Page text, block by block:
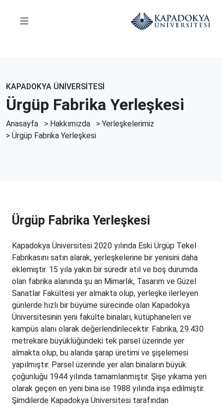
KAPADOKYA ÜNİVERSİTESİ
Ürgüp Fabrika Yerleşkesi
Anasayfa > Hakkımızda > Yerleşkelerimiz
> Ürgüp Fabrika Yerleşkesi
Ürgüp Fabrika Yerleşkesi
Kapadokya Üniversitesi 2020 yılında Eski Ürgüp Tekel
Fabrikasını satın alarak, yerleşkelerine bir yenisini daha
eklemiştir. 15 yıla yakın bir süredir atıl ve boş durumda
olan fabrika alanında şu an Mimarlık, Tasarım ve Güzel
Sanatlar Fakültesi yer almakta olup, yerleşke ilerleyen
günlerde hızlı bir büyüme sürecinde olan Kapadokya
Üniversitesinin yeni fakülte binaları, kütüphaneleri ve
kampüs alanı olarak değerlendirilecektir. Fabrika, 29.430
metrekare büyüklüğündeki tek parsel üzerinde yer
almakta olup, bu alanda şarap üretimi ve şişelemesi
yapılmıştır. Parsel üzerinde yer alan binaların büyük
çoğunluğu 1944 yılında tamamlanmıştır. Şişe yıkama yeri
olarak geçen en yeni bina ise 1988 yılında inşa edilmiştir.
Şimdilerde Kapadokya Üniversitesi tarafından